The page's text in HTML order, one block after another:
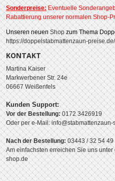
Sonderpreise:Eventuelle
Rabattierung unserer normalen Shop-
Unseren neuen Shopzum Thema
https://doppelstabmattenzaun-preise.de/
KONTAKT
Martina Kaiser
Markwerbener Str. 24e
06667 Weißenfels
Kunden Support:
Vor der Bestellung:0172 3426919
Oder per e-Mail: info@stabmattenzaun-
Nach der Bestellung:03443 / 32 54 49
Am einfachsten erreichen Sie uns
shop.de